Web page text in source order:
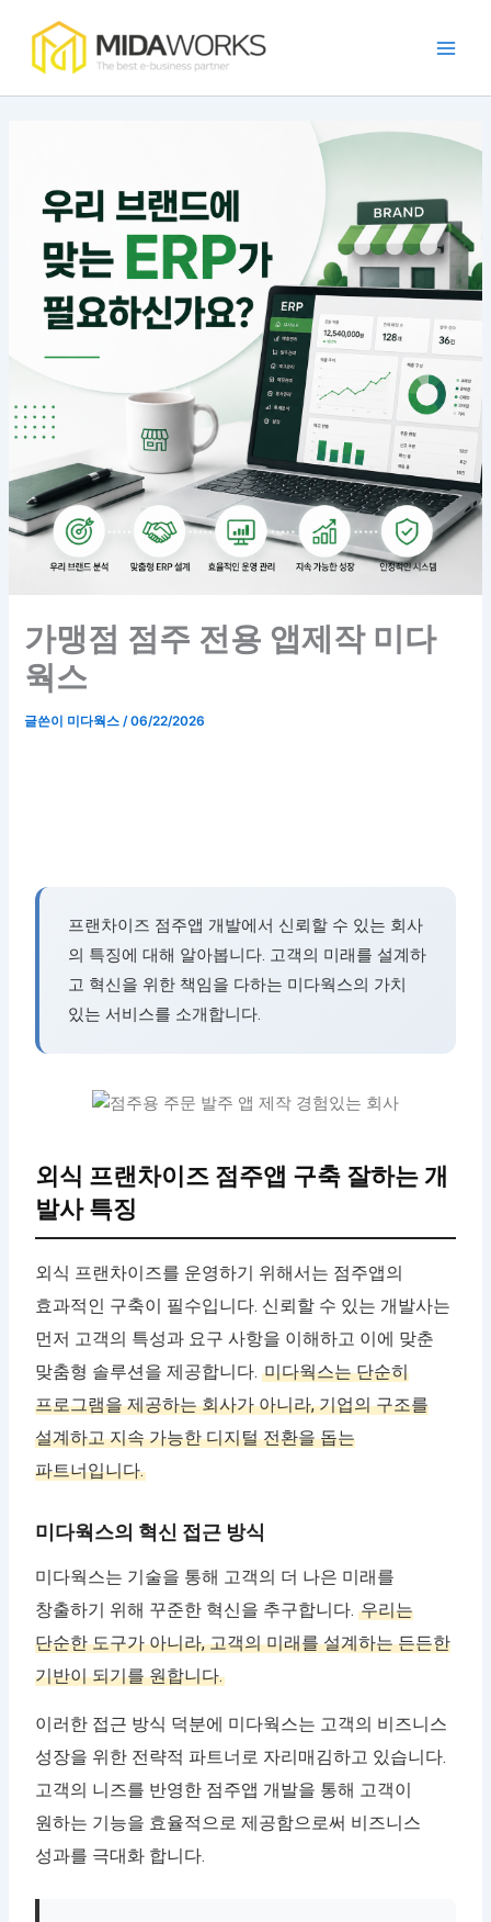
로
가맹점 점주 전용 앱제작 미다
웍스
글쓴이 미다웍스/06/22/2026
프랜차이즈 점주앱 개발에서 신뢰할 수 있는 회사
의 특징에 대해 알아봅니다. 고객의 미래를 설계하
고 혁신을 위한 책임을 다하는 미다웍스의 가치
있는 서비스를 소개합니다.
외식 프랜차이즈 점주앱 구축 잘하는 개
발사 특징
외식 프랜차이즈를 운영하기 위해서는 점주앱의
효과적인 구축이 필수입니다. 신뢰할 수 있는 개발사는
먼저 고객의 특성과 요구 사항을 이해하고 이에 맞춘
맞춤형 솔루션을 제공합니다.미다웍스는 단순히
프로그램을 제공하는 회사가 아니라, 기업의 구조를
설계하고 지속 가능한 디지털 전환을 돕는
파트너입니다.
미다웍스의 혁신 접근 방식
미다웍스는 기술을 통해 고객의 더 나은 미래를
창출하기 위해 꾸준한 혁신을 추구합니다.우리는
단순한 도구가 아니라, 고객의 미래를 설계하는 든든한
기반이 되기를 원합니다.
이러한 접근 방식 덕분에 미다웍스는 고객의 비즈니스
성장을 위한 전략적 파트너로 자리매김하고 있습니다.
고객의 니즈를 반영한 점주앱 개발을 통해 고객이
원하는 기능을 효율적으로 제공함으로써 비즈니스
성과를 극대화 합니다.
효
율
인
연
동
앱
개
발
방
법
이
합
한
E
R
P
특
징
카
페
랜
장
점
과
특
징
발
주
동
템
구
현
방
법
관
앱
성
과
장